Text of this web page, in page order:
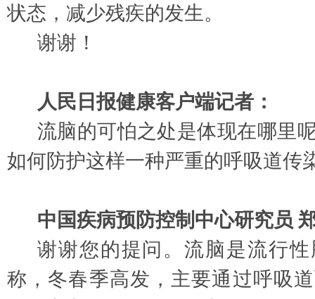
状态，减少残疾的发生。
谢谢！
人民日报健康客户端记者：
流脑的可怕之处是体现在哪里
如何防护这样一种严重的呼吸道传
中国疾病预防控制 中心研究员
谢谢您的提问。流脑是流行
称，冬春季高发，主要通过呼吸